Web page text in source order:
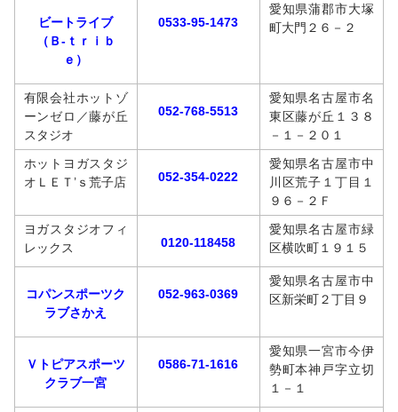
ビートライブ
（Ｂ‐ｔｒｉｂ
ｅ）
0533-95-1473
愛知県蒲郡市大塚
町大門２６－２
有限会社ホットゾ
ーンゼロ／藤が丘
スタジオ
052-768-5513
愛知県名古屋市名
東区藤が丘１３８
－１－２０１
ホットヨガスタジ
オＬＥＴ’ｓ荒子店
052-354-0222
愛知県名古屋市中
川区荒子１丁目１
９６－２Ｆ
ヨガスタジオフィ
レックス
0120-118458
愛知県名古屋市緑
区横吹町１９１５
コパンスポーツク
ラブさかえ
052-963-0369
愛知県名古屋市中
区新栄町２丁目９
Ｖトピアスポーツ
クラブ一宮
0586-71-1616
愛知県一宮市今伊
勢町本神戸字立切
１－１